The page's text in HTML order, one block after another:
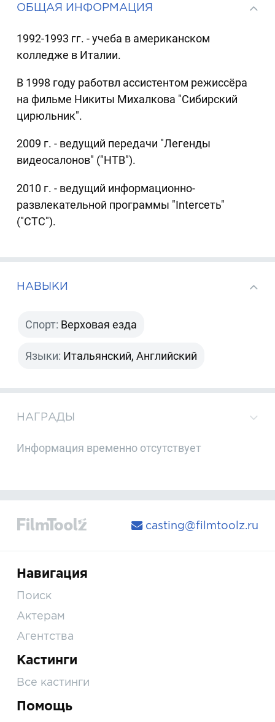
ОБЩАЯ ИНФОРМАЦИЯ
1992-1993 гг. - учеба в американском
колледже в Италии.
В 1998 году работвл ассистентом режиссёра
на фильме Никиты Михалкова "Сибирский
цирюльник".
2009 г. - ведущий передачи "Легенды
видеосалонов" ("НТВ").
2010 г. - ведущий информационно-
развлекательной программы "Interсеть"
("СТС").
НАВЫКИ
Спорт: Верховая езда
Языки: Итальянский, Английский
НАГРАДЫ
Информация временно отсутствует
casting@filmtoolz.ru
Навигация
Поиск
Актерам
Агентства
Кастинги
Все кастинги
Помощь